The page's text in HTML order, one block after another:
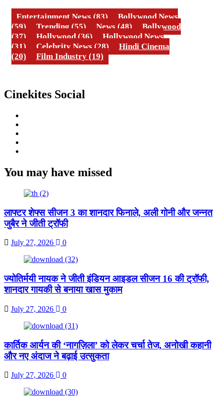
Entertainment News (83)
Bollywood News
(59)
Trending (55) News (48)
Bollywood
(37)
Hollywood (36)
Hollywood News
(31)
Celebrity News (28)
Hindi Cinema
(20)
Film Industry (19)
Cinekites Social
You may have missed
लाफ्टर शेफ्स सीजन 3 का शानदार फिनाले, अली गोनी और जन्नत
जुबैर ने जीती ट्रॉफी
July 27, 2026 0
ज्योतिर्मयी नायक ने जीती इंडियन आइडल सीजन 16 की ट्रॉफी,
शानदार गायकी से बनाया खास मुकाम
July 27, 2026 0
कार्तिक आर्यन की ‘नागज़िला’ को लेकर चर्चा तेज, अनोखी कहानी
और नए अंदाज ने बढ़ाई उत्सुकता
July 27, 2026 0